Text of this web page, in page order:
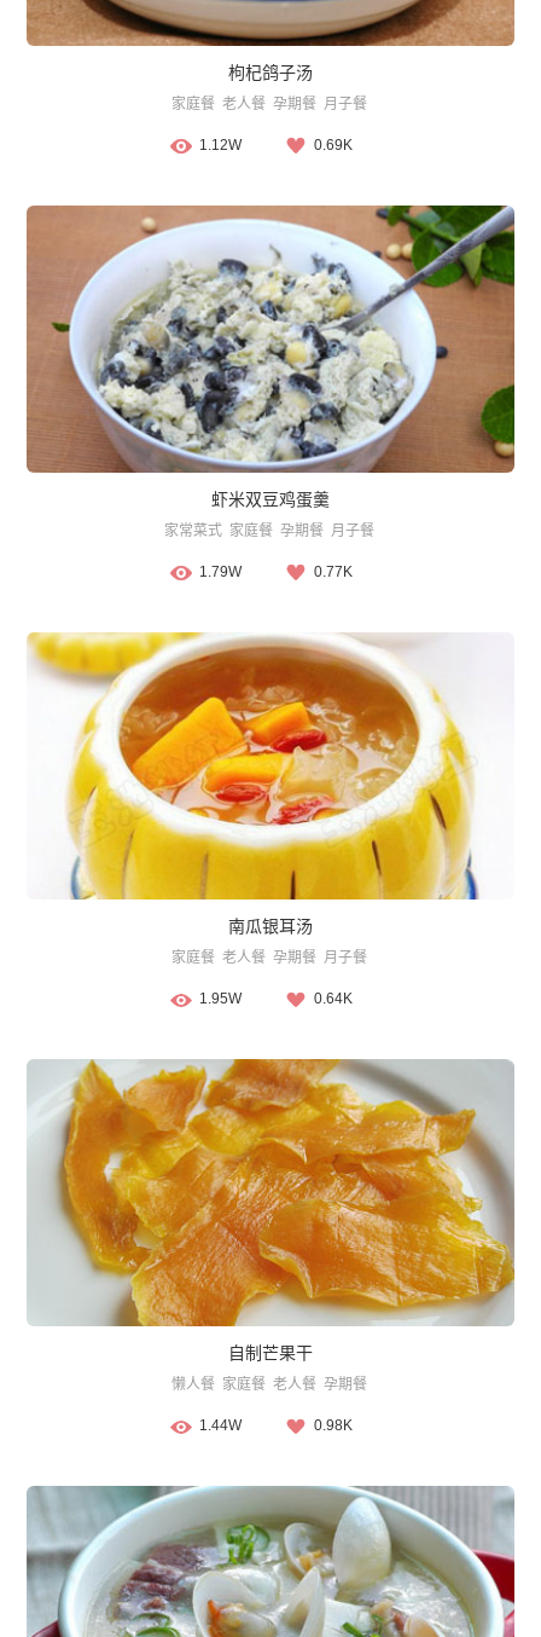
枸杞鸽子汤
家庭餐 老人餐 孕期餐 月子餐
1.12W 0.69K
虾米双豆鸡蛋羹
家常菜式 家庭餐 孕期餐 月子餐
1.79W 0.77K
南瓜银耳汤
家庭餐 老人餐 孕期餐 月子餐
1.95W 0.64K
自制芒果干
懒人餐 家庭餐 老人餐 孕期餐
1.44W 0.98K